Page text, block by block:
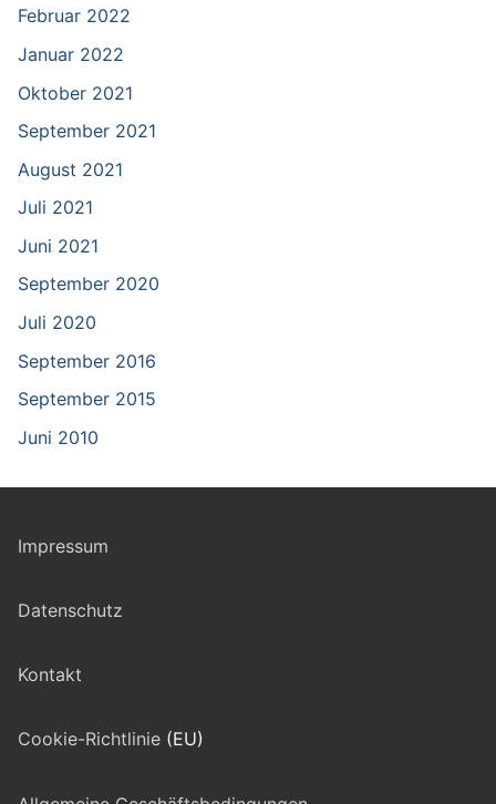
Februar 2022
Januar 2022
Oktober 2021
September 2021
August 2021
Juli 2021
Juni 2021
September 2020
Juli 2020
September 2016
September 2015
Juni 2010
Impressum
Datenschutz
Kontakt
Cookie-Richtlinie (EU)